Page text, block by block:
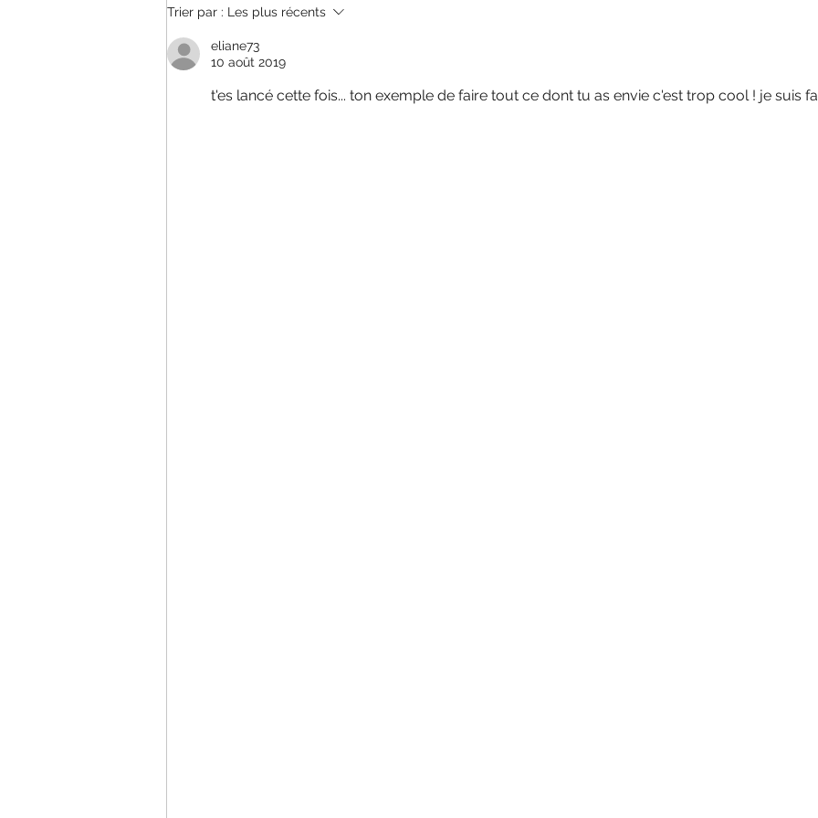
Téo Lavabo en concert à Paris au
Cabaret Sauvage
Trier par : Les plus récents
eliane73
10 août 2019
t'es lancé cette fois... ton exemple de faire tout ce dont tu as envie c'est trop cool ! je suis